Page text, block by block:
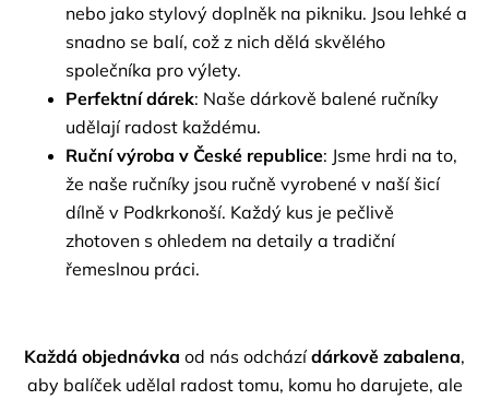
nebo jako stylový doplněk na pikniku. Jsou lehké a
snadno se balí, což z nich dělá skvělého
společníka pro výlety.
Perfektní dárek: Naše dárkově balené ručníky
udělají radost každému.
Ruční výroba v České republice: Jsme hrdi na to,
že naše ručníky jsou ručně vyrobené v naší šicí
dílně v Podkrkonoší. Každý kus je pečlivě
zhotoven s ohledem na detaily a tradiční
řemeslnou práci.
Každá objednávka od nás odcházídárkově zabalena,
aby balíček udělal radost tomu, komu ho darujete, ale